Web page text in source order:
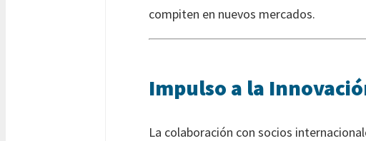
compiten en nuevos mercados.
Impulso a la
La colaboración con socios